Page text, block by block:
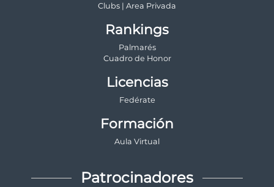
Clubs | Area Privada
Rankings
Palmarés
Cuadro de Honor
Licencias
Fedérate
Formación
Aula Virtual
Patrocinadores